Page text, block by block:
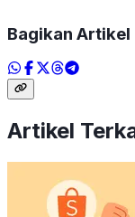
Bagikan Artikel
Artikel